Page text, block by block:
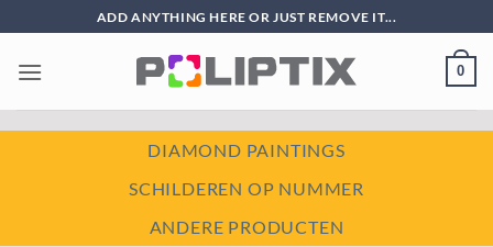
naar
inhoud
ADD ANYTHING HERE OR JUST REMOVE IT...
0
DIAMOND PAINTINGS
SCHILDEREN OP NUMMER
ANDERE PRODUCTEN